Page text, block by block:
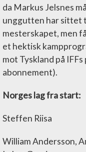
da Markus Jelsnes
unggutten har sittet
mesterskapet, men
et hektisk
mot Tyskland på
abonnement).
Norges lag fra start:
Steffen Riisa
William Andersson,